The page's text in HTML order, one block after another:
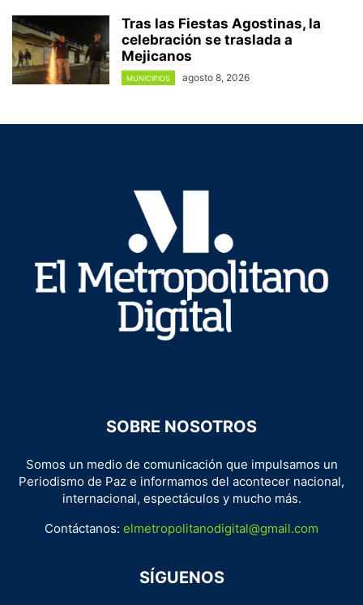
Tras las Fiestas Agostinas, la
celebración se traslada a
Mejicanos
MUNICIPIOS agosto 8, 2026
SOBRE NOSOTROS
Somos un medio de comunicación que impulsamos un
Periodismo de Paz e informamos del acontecer nacional,
internacional, espectáculos y mucho más.
Contáctanos: elmetropolitanodigital@gmail.com
SÍGUENOS